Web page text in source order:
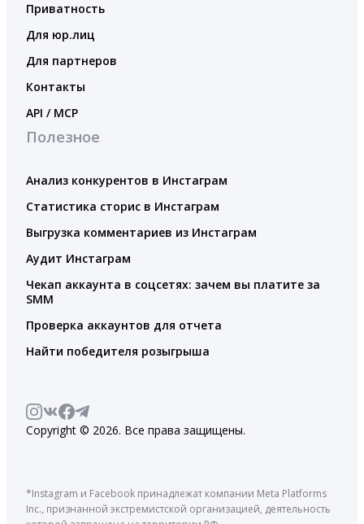
Приватность
Для юр.лиц
Для партнеров
Контакты
API / MCP
Полезное
Анализ конкурентов в Инстаграм
Статистика сторис в Инстаграм
Выгрузка комментариев из Инстаграм
Аудит Инстаграм
Чекап аккаунта в соцсетях: зачем вы платите за
SMM
Проверка аккаунтов для отчета
Найти победителя розыгрыша
Copyright © 2026. Все права защищены.
*Instagram и Facebook принадлежат компании Meta Platforms
Inc., признанной экстремистской организацией, деятельность